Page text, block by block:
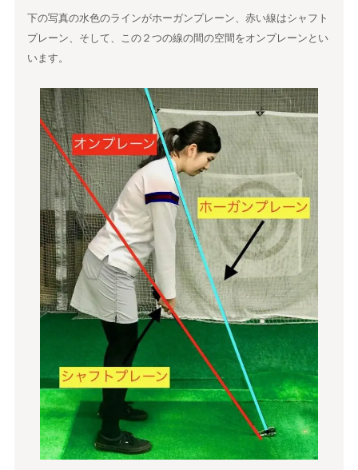
下の写真の水色のラインがホーガンプレーン、赤い線はシャフト
プレーン、そして、この２つの線の間の空間をオンプレーンとい
います。